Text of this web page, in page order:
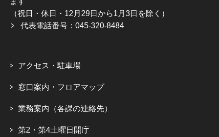
（祝日・休日・12月29日から1月3日を除く）
代表電話番号：045-320-8484
アクセス・駐車場
窓口案内・フロアマップ
業務案内（各課の連絡先）
第2・第4土曜日開庁